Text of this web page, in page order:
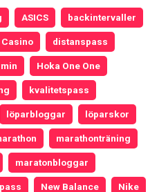
ASICS backintervaller
Casino distanspass
Hoka One One
kvalitetspass
löparbloggar löparskor
marathonträning
maratonbloggar
New Balance Nike